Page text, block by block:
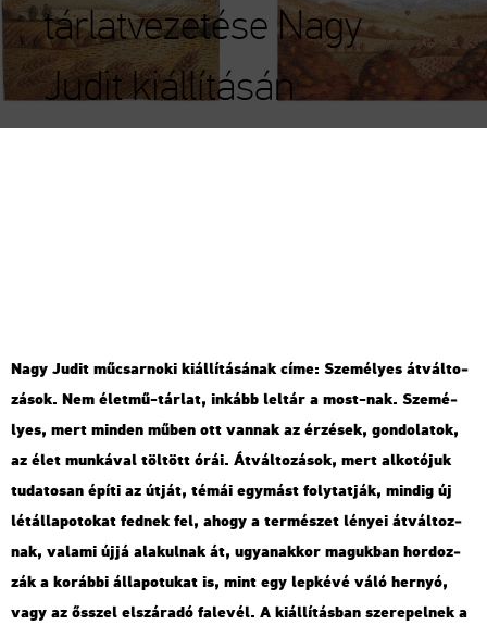
tárlatvezetése Nagy
Judit kiállításán
Nagy Judit mű­csar­no­ki ki­ál­lí­tá­sá­nak címe: Sze­mé­lyes át­vál­to­
zá­sok. Nem élet­mű-tár­lat, in­kább lel­tár a most-nak. Sze­mé­
lyes, mert min­den műben ott van­nak az ér­zé­sek, gon­do­la­tok,
az élet mun­ká­val töl­tött órái. Át­vál­to­zá­sok, mert al­ko­tó­juk
tu­da­to­san építi az útját, témái egy­mást foly­tat­ják, min­dig új
lét­ál­la­po­to­kat fed­nek fel, ahogy a ter­mé­szet lé­nyei át­vál­toz­
nak, va­la­mi újjá ala­kul­nak át, ugyan­ak­kor ma­guk­ban hor­doz­
zák a ko­ráb­bi ál­la­po­tu­kat is, mint egy lep­ké­vé váló her­nyó,
vagy az ősszel el­szá­ra­dó fa­le­vél. A ki­ál­lí­tás­ban sze­re­pel­nek a